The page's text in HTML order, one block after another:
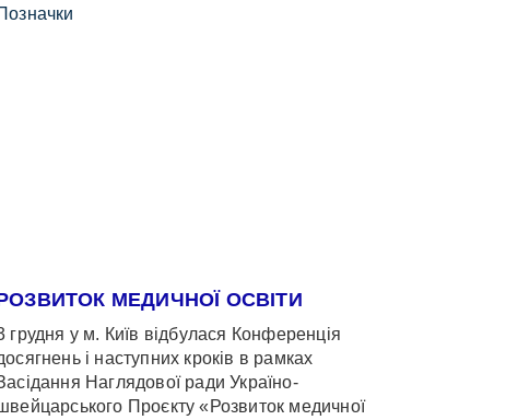
МЕДИЧНОЇ ОСВІТИ
грудня у м. Київ відбулася Конференція
і наступних кроків в рамках
Наглядової ради Україно-
Проєкту «Розвиток медичної